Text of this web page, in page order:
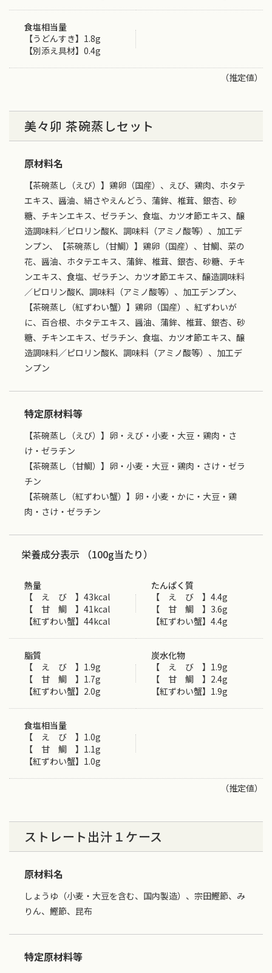
食塩相当量
【うどんすき】1.8g
【別添え具材】0.4g
（推定値）
美々卯 茶碗蒸しセット
原材料名
【茶碗蒸し（えび）】鶏卵（国産）、えび、鶏肉、ホタテ
エキス、醤油、絹さやえんどう、蒲鉾、椎茸、銀杏、砂
糖、チキンエキス、ゼラチン、食塩、カツオ節エキス、醸
造調味料／ピロリン酸K、調味料（アミノ酸等）、加工デ
ンプン、【茶碗蒸し（甘鯛）】鶏卵（国産）、甘鯛、菜の
花、醤油、ホタテエキス、蒲鉾、椎茸、銀杏、砂糖、チキ
ンエキス、食塩、ゼラチン、カツオ節エキス、醸造調味料
／ピロリン酸K、調味料（アミノ酸等）、加工デンプン、
【茶碗蒸し（紅ずわい蟹）】鶏卵（国産）、紅ずわいが
に、百合根、ホタテエキス、醤油、蒲鉾、椎茸、銀杏、砂
糖、チキンエキス、ゼラチン、食塩、カツオ節エキス、醸
造調味料／ピロリン酸K、調味料（アミノ酸等）、加工デ
ンプン
特定原材料等
【茶碗蒸し（えび）】卵・えび・小麦・大豆・鶏肉・さ
け・ゼラチン
【茶碗蒸し（甘鯛）】卵・小麦・大豆・鶏肉・さけ・ゼラ
チン
【茶碗蒸し（紅ずわい蟹）】卵・小麦・かに・大豆・鶏
肉・さけ・ゼラチン
栄養成分表示 （100g当たり）
熱量
【 え び 】43kcal
【 甘 鯛 】41kcal
【紅ずわい蟹】44kcal
たんぱく質
【 え び 】4.4g
【 甘 鯛 】3.6g
【紅ずわい蟹】4.4g
脂質
【 え び 】1.9g
【 甘 鯛 】1.7g
【紅ずわい蟹】2.0g
炭水化物
【 え び 】1.9g
【 甘 鯛 】2.4g
【紅ずわい蟹】1.9g
食塩相当量
【 え び 】1.0g
【 甘 鯛 】1.1g
【紅ずわい蟹】1.0g
（推定値）
ストレート出汁１ケース
原材料名
しょうゆ（小麦・大豆を含む、国内製造）、宗田鰹節、み
りん、鰹節、昆布
特定原材料等